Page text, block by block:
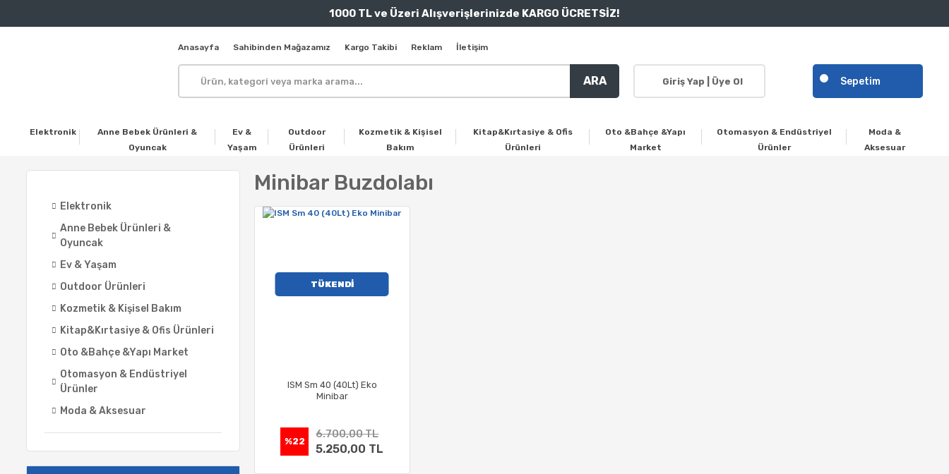
1000 TL ve Üzeri Alışverişlerinizde KARGO ÜCRETSİZ!
Anasayfa Sahibinden Mağazamız Kargo Takibi Reklam İletişim
ARA Giriş Yap | Üye Ol Sepetim
Elektronik
Anne Bebek Ürünleri &
Oyuncak
Ev &
Yaşam
Outdoor
Ürünleri
Kozmetik & Kişisel
Bakım
Kitap&Kırtasiye & Ofis
Ürünleri
Oto &Bahçe &Yapı
Market
Otomasyon & Endüstriyel
Ürünler
Moda &
Aksesuar
Elektronik
Anne Bebek Ürünleri &
Oyuncak
Ev & Yaşam
Outdoor Ürünleri
Kozmetik & Kişisel Bakım
Kitap&Kırtasiye & Ofis Ürünleri
Oto &Bahçe &Yapı Market
Otomasyon & Endüstriyel
Ürünler
Moda & Aksesuar
Minibar Buzdolabı
TÜKENDİ
ISM Sm 40 (40Lt) Eko
Minibar
%22
6.700,00 TL
5.250,00 TL